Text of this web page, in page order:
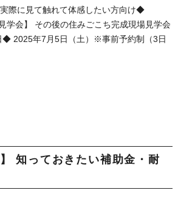
際に見て触れて体感したい方向け◆
学会】 その後の住みごこち完成現場見学会
◆ 2025年7月5日（土）※事前予約制（3日
知っておきたい補助金・耐